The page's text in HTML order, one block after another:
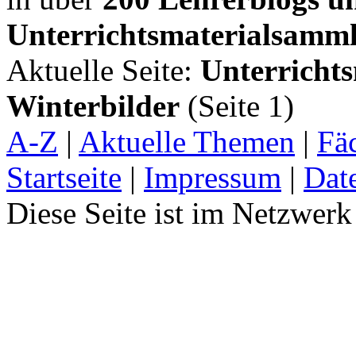
Aktuelle Seite:
Winterbilder (Seite 1)
A-Z | Aktuelle Themen |
Startseite | Impressum |
Diese Seite ist im